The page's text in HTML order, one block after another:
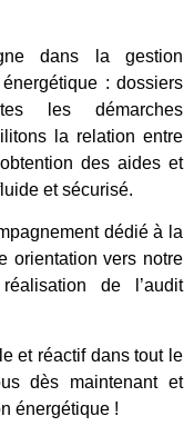
dans la gestion
: dossiers
les démarches
la relation entre
des aides et
et sécurisé.
dédié à la
orientation vers notre
de l’audit
et réactif dans tout le
dès maintenant et
énergétique !